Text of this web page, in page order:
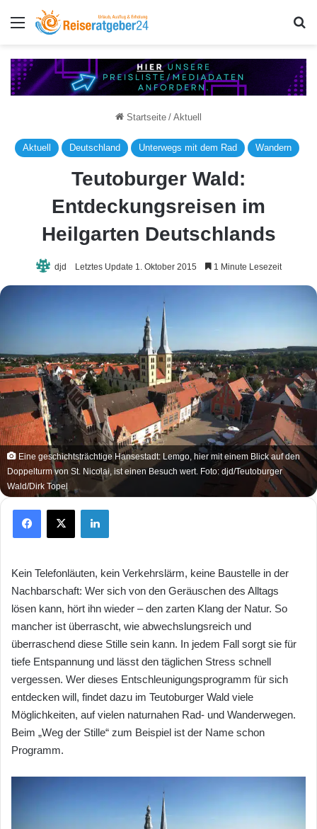
Menü
Startseite / Aktuell
Aktuell Deutschland Unterwegs mit dem Rad Wandern
Teutoburger Wald:
Entdeckungsreisen im
Heilgarten Deutschlands
djd Letztes Update 1. Oktober 2015 1 Minute Lesezeit
Eine geschichtsträchtige Hansestadt: Lemgo, hier mit einem Blick auf den
Doppelturm von St. Nicolai, ist einen Besuch wert. Foto: djd/Teutoburger
Wald/Dirk Topel
X
Kein Telefonläuten, kein Verkehrslärm, keine Baustelle in der
Nachbarschaft: Wer sich von den Geräuschen des Alltags
lösen kann, hört ihn wieder – den zarten Klang der Natur. So
mancher ist überrascht, wie abwechslungsreich und
überraschend diese Stille sein kann. In jedem Fall sorgt sie für
tiefe Entspannung und lässt den täglichen Stress schnell
vergessen. Wer dieses Entschleunigungsprogramm für sich
entdecken will, findet dazu im Teutoburger Wald viele
Möglichkeiten, auf vielen naturnahen Rad- und Wanderwegen.
Beim „Weg der Stille“ zum Beispiel ist der Name schon
Programm.